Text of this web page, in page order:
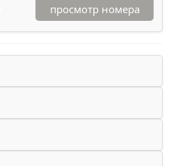
просмотр номера